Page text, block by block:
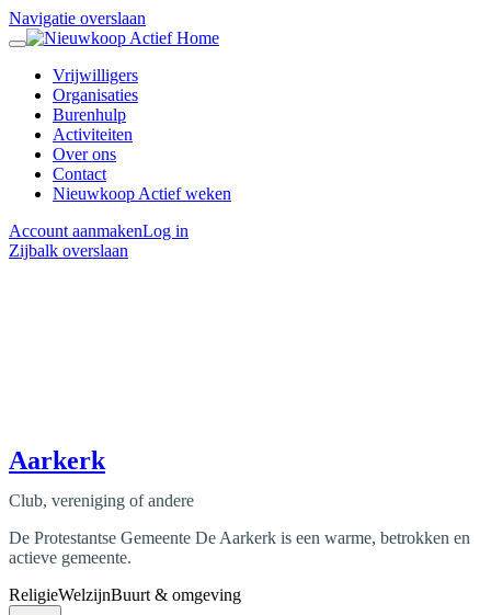
Navigatie overslaan
Vrijwilligers
Organisaties
Burenhulp
Activiteiten
Over ons
Contact
Nieuwkoop Actief weken
Account aanmakenLog in
Zijbalk overslaan
Aarkerk
Club, vereniging of andere
De Protestantse Gemeente De Aarkerk is een warme, betrokken en
actieve gemeente.
ReligieWelzijnBuurt & omgeving